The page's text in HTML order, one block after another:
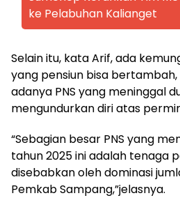
ke Pelabuhan Kalianget
Selain itu, kata Arif, ada
yang pensiun bisa
adanya PNS yang meninggal
mengundurkan diri atas
“Sebagian besar PNS yang
tahun 2025 ini adalah tenaga
disebabkan oleh dominasi
Pemkab Sampang,”jelasnya.